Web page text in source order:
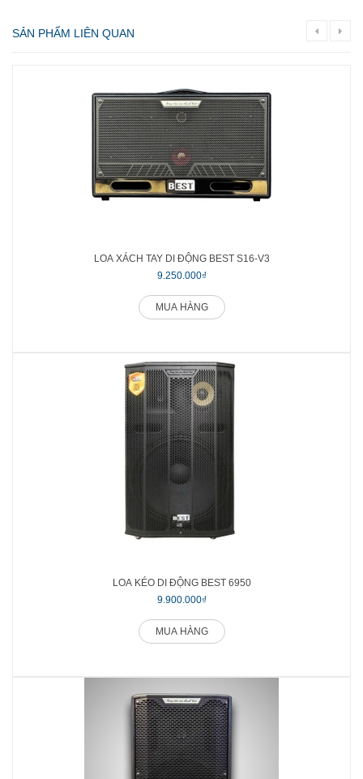
SẢN PHẨM LIÊN QUAN
LOA XÁCH TAY DI ĐỘNG BEST S16-V3
9.250.000₫
MUA HÀNG
LOA KÉO DI ĐỘNG BEST 6950
9.900.000₫
MUA HÀNG